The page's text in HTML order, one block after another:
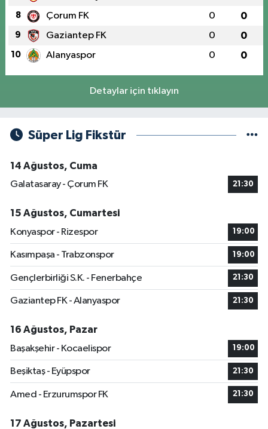
8 Çorum FK 0 0
9 Gaziantep FK 0 0
10 Alanyaspor 0 0
Detaylar için tıklayın
Süper Lig Fikstür
14 Ağustos, Cuma
Galatasaray - Çorum FK
21:30
15 Ağustos, Cumartesi
Konyaspor - Rizespor
19:00
Kasımpaşa - Trabzonspor 19:00
Gençlerbirliği S.K. - Fenerbahçe 21:30
Gaziantep FK - Alanyaspor 21:30
16 Ağustos, Pazar
Başakşehir - Kocaelispor
19:00
Beşiktaş - Eyüpspor 21:30
Amed - Erzurumspor FK 21:30
17 Ağustos, Pazartesi